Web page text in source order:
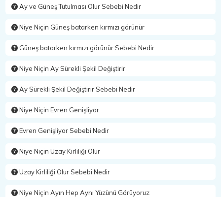
Ay ve Güneş Tutulması Olur Sebebi Nedir
Niye Niçin Güneş batarken kırmızı görünür
Güneş batarken kırmızı görünür Sebebi Nedir
Niye Niçin Ay Sürekli Şekil Değiştirir
Ay Sürekli Şekil Değiştirir Sebebi Nedir
Niye Niçin Evren Genişliyor
Evren Genişliyor Sebebi Nedir
Niye Niçin Uzay Kirliliği Olur
Uzay Kirliliği Olur Sebebi Nedir
Niye Niçin Ayın Hep Aynı Yüzünü Görüyoruz